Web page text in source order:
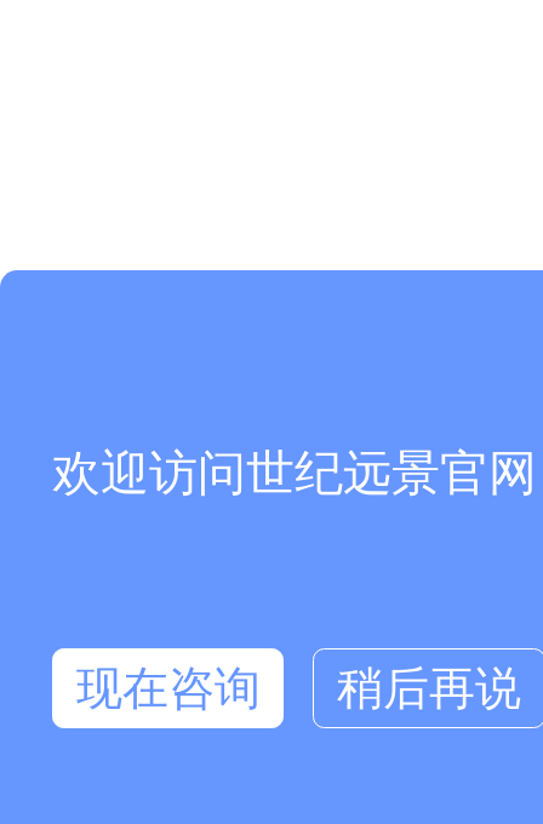
欢迎访问世纪远景官
现在咨询 稍后再说